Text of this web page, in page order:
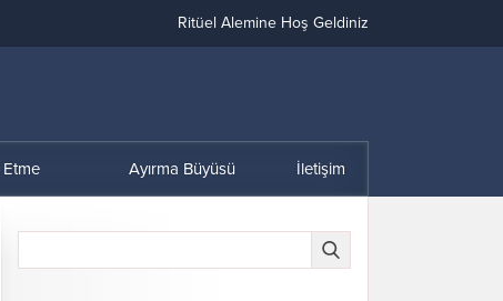
Ritüel Alemine Hoş Geldiniz
Etme Ayırma Büyüsü İletişim